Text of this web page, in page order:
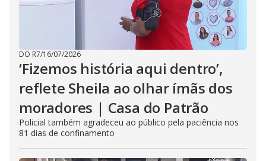
DO R7/16/07/2026
‘Fizemos história aqui dentro’,
reflete Sheila ao olhar ímãs dos
moradores | Casa do Patrão
Policial também agradeceu ao público pela paciência nos
81 dias de confinamento